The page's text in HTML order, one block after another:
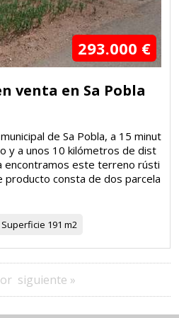
293.000 €
venta en Sa Pobla
de Sa Pobla, a 15 minut
y a unos 10 kilómetros de dist
encontramos este terreno rústi
producto consta de dos parcela
Superficie 191 m2
siguiente »